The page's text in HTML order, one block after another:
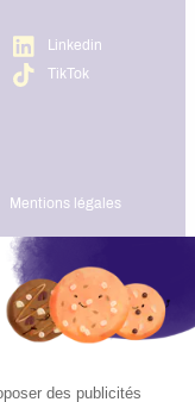
Linkedin
TikTok
Mentions légales
Contact